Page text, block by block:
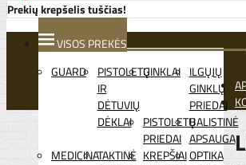
Prekių krepšelis tuščias!
VISOS PREKĖS
GUARD
PISTOLETŲ
IR
DĖTUVIŲ
DĖKLAI
GINKLAI ILGŲJŲ
GINKLŲ
PRIEDAI
PISTOLETŲ
PRIEDAI
BALISTINĖ
APSAUGA
MEDICINATAKTINĖ KREPŠIAIOPTIKA